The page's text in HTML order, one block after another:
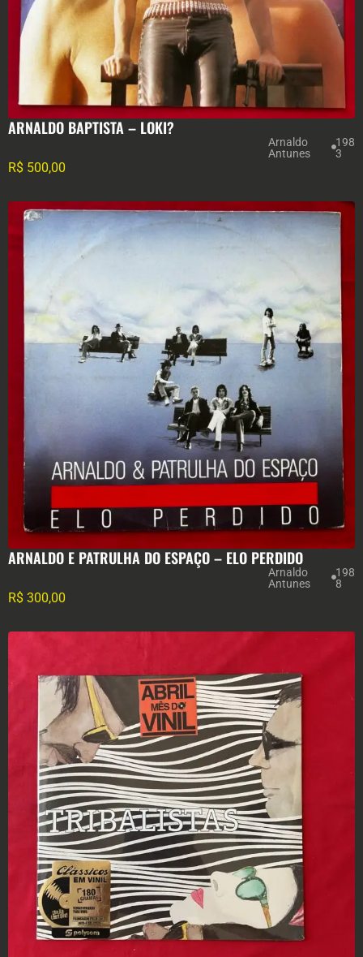
ARNALDO BAPTISTA – LOKI?
Arnaldo
Antunes
198
3
R$ 500,00
ARNALDO E PATRULHA DO ESPAÇO – ELO PERDIDO
Arnaldo
Antunes
198
8
R$ 300,00